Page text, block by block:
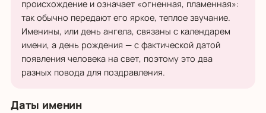
происхождение и означает «огненная, пламенная»:
так обычно передают его яркое, теплое звучание.
Именины, или день ангела, связаны с календарем
имени, а день рождения — с фактической датой
появления человека на свет, поэтому это два
разных повода для поздравления.
Даты именин